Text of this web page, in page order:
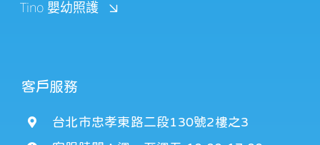
Tino 嬰幼照護
客戶服務
台北市忠孝東路二段130號2樓之3